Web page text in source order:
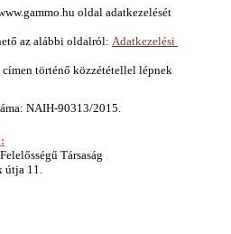
oldal adatkezelését
az alábbi oldalról: Adatkezelési
történő közzététellel lépnek
NAIH-90313/2015.
Társaság
11.